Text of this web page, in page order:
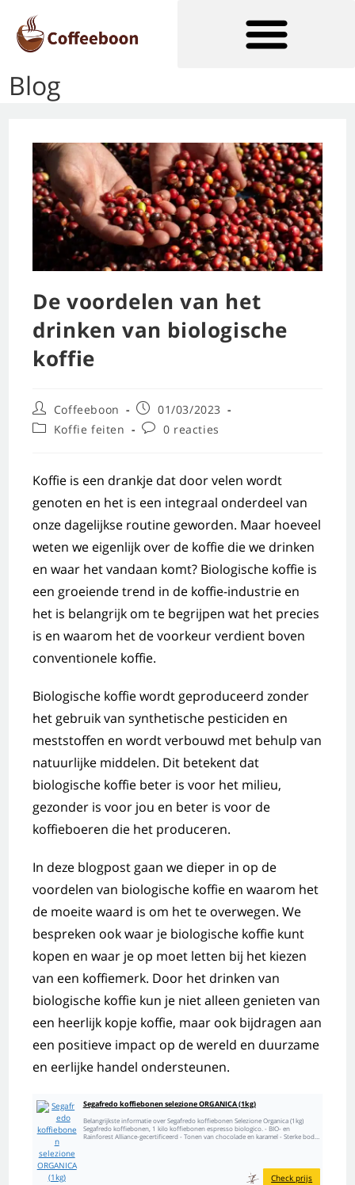
Blog
De voordelen van het
drinken van biologische
koffie
Coffeeboon
01/03/2023
Koffie feiten
0 reacties
Koffie is een drankje dat door velen wordt
genoten en het is een integraal onderdeel van
onze dagelijkse routine geworden. Maar hoeveel
weten we eigenlijk over de koffie die we drinken
en waar het vandaan komt? Biologische koffie is
een groeiende trend in de koffie-industrie en
het is belangrijk om te begrijpen wat het precies
is en waarom het de voorkeur verdient boven
conventionele koffie.
Biologische koffie wordt geproduceerd zonder
het gebruik van synthetische pesticiden en
meststoffen en wordt verbouwd met behulp van
natuurlijke middelen. Dit betekent dat
biologische koffie beter is voor het milieu,
gezonder is voor jou en beter is voor de
koffieboeren die het produceren.
In deze blogpost gaan we dieper in op de
voordelen van biologische koffie en waarom het
de moeite waard is om het te overwegen. We
bespreken ook waar je biologische koffie kunt
kopen en waar je op moet letten bij het kiezen
van een koffiemerk. Door het drinken van
biologische koffie kun je niet alleen genieten van
een heerlijk kopje koffie, maar ook bijdragen aan
een positieve impact op de wereld en duurzame
en eerlijke handel ondersteunen.
Segafredo koffiebonen selezione ORGANICA (1kg)
Belangrijkste informatie over Segafredo koffiebonen Selezione Organica (1kg)
Segafredo koffiebonen, 1 kilo koffiebonen espresso biologico. - BIO- en
Rainforest Alliance-gecertificeerd - Tonen van chocolade en karamel - Sterke body
Check prijs